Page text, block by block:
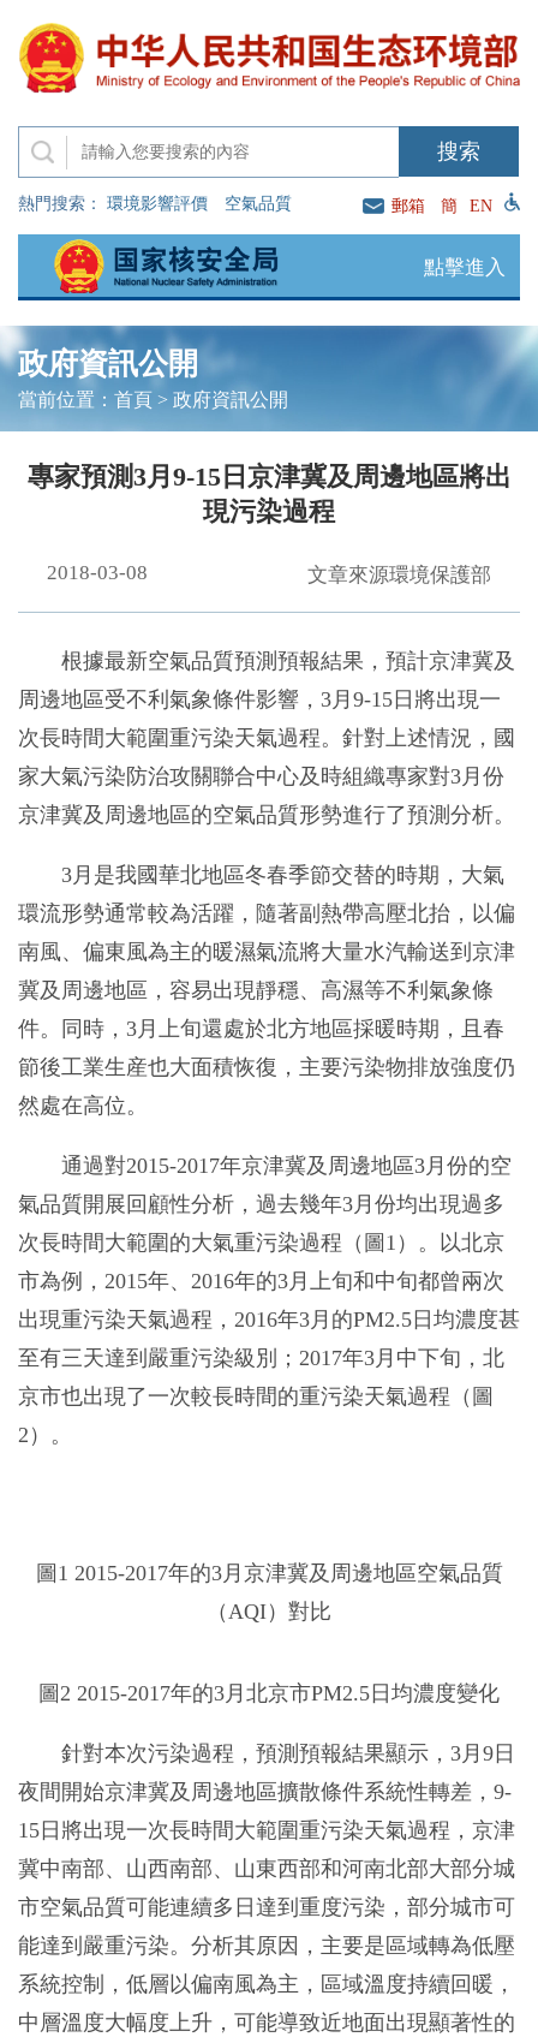
熱門搜索： 環境影響評價 空氣品質 郵箱 簡 EN
點擊進入
政府資訊公開
當前位置： 首頁> 政府資訊公開
專家預測3月9-15日京津冀及周邊地區將出
現污染過程
2018-03-08 文章來源環境保護部
根據最新空氣品質預測預報結果，預計京津冀及
周邊地區受不利氣象條件影響，3月9-15日將出現一
次長時間大範圍重污染天氣過程。針對上述情況，國
家大氣污染防治攻關聯合中心及時組織專家對3月份
京津冀及周邊地區的空氣品質形勢進行了預測分析。
3月是我國華北地區冬春季節交替的時期，大氣
環流形勢通常較為活躍，隨著副熱帶高壓北抬，以偏
南風、偏東風為主的暖濕氣流將大量水汽輸送到京津
冀及周邊地區，容易出現靜穩、高濕等不利氣象條
件。同時，3月上旬還處於北方地區採暖時期，且春
節後工業生産也大面積恢復，主要污染物排放強度仍
然處在高位。
通過對2015-2017年京津冀及周邊地區3月份的空
氣品質開展回顧性分析，過去幾年3月份均出現過多
次長時間大範圍的大氣重污染過程（圖1）。以北京
市為例，2015年、2016年的3月上旬和中旬都曾兩次
出現重污染天氣過程，2016年3月的PM2.5日均濃度甚
至有三天達到嚴重污染級別；2017年3月中下旬，北
京市也出現了一次較長時間的重污染天氣過程（圖
2）。
圖1 2015-2017年的3月京津冀及周邊地區空氣品質
（AQI）對比
圖2 2015-2017年的3月北京市PM2.5日均濃度變化
針對本次污染過程，預測預報結果顯示，3月9日
夜間開始京津冀及周邊地區擴散條件系統性轉差，9-
15日將出現一次長時間大範圍重污染天氣過程，京津
冀中南部、山西南部、山東西部和河南北部大部分城
市空氣品質可能連續多日達到重度污染，部分城市可
能達到嚴重污染。分析其原因，主要是區域轉為低壓
系統控制，低層以偏南風為主，區域溫度持續回暖，
中層溫度大幅度上升，可能導致近地面出現顯著性的